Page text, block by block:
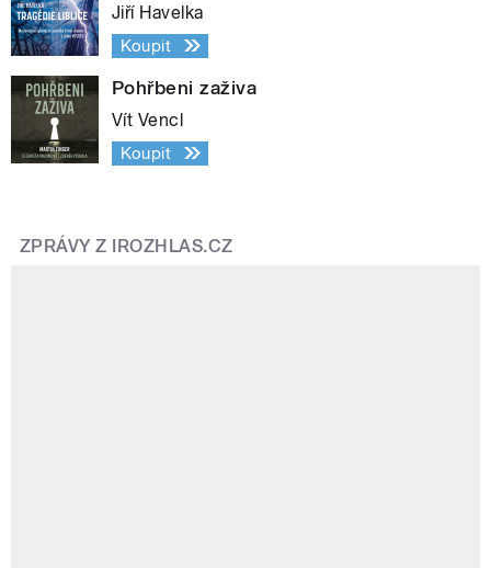
Jiří Havelka
Koupit
Pohřbeni zaživa
Vít Vencl
Koupit
ZPRÁVY Z IROZHLAS.CZ